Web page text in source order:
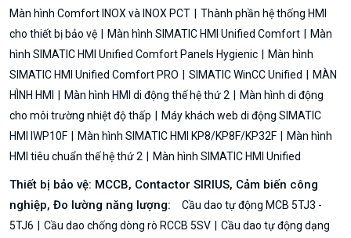
Màn hình Comfort INOX và INOX PCT
Thành phần hệ thống HMI
cho thiết bị bảo vệ
Màn hình SIMATIC HMI Unified Comfort
Màn
hình SIMATIC HMI Unified Comfort Panels Hygienic
Màn hình
SIMATIC HMI Unified Comfort PRO
SIMATIC WinCC Unified
MÀN
HÌNH HMI
Màn hình HMI di động thế hệ thứ 2
Màn hình di động
cho môi trường nhiệt độ thấp
Máy khách web di động SIMATIC
HMI IWP10F
Màn hình SIMATIC HMI KP8/KP8F/KP32F
Màn hình
HMI tiêu chuẩn thế hệ thứ 2
Màn hình SIMATIC HMI Unified
Thiết bị bảo vệ: MCCB, Contactor SIRIUS, Cảm biến công
nghiệp, Đo lường năng lượng:
Cầu dao tự động MCB 5TJ3 -
5TJ6
Cầu dao chống dòng rò RCCB 5SV
Cầu dao tự động dạng